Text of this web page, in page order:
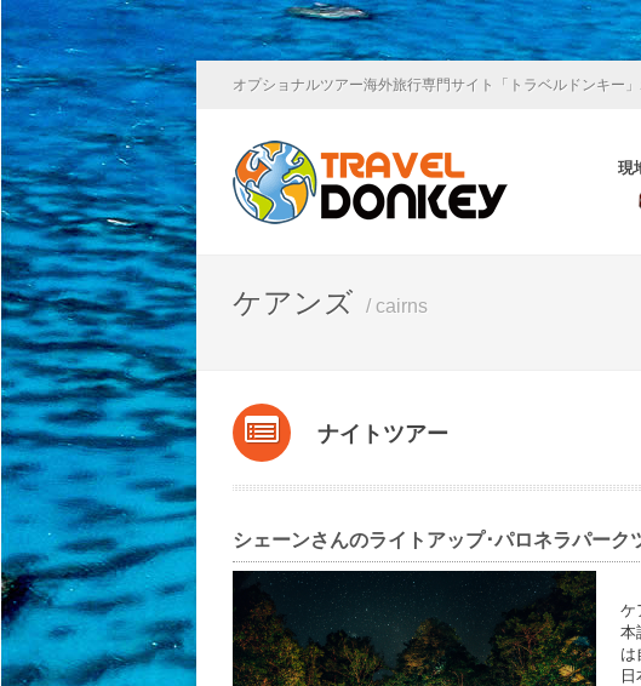
オプショナルツアー海外旅行専門サイト「トラベルドンキー
現
ケアンズ / cairns
ナイトツアー
シェーンさんのライトアップ･パロネラパーク
ケ
本
は